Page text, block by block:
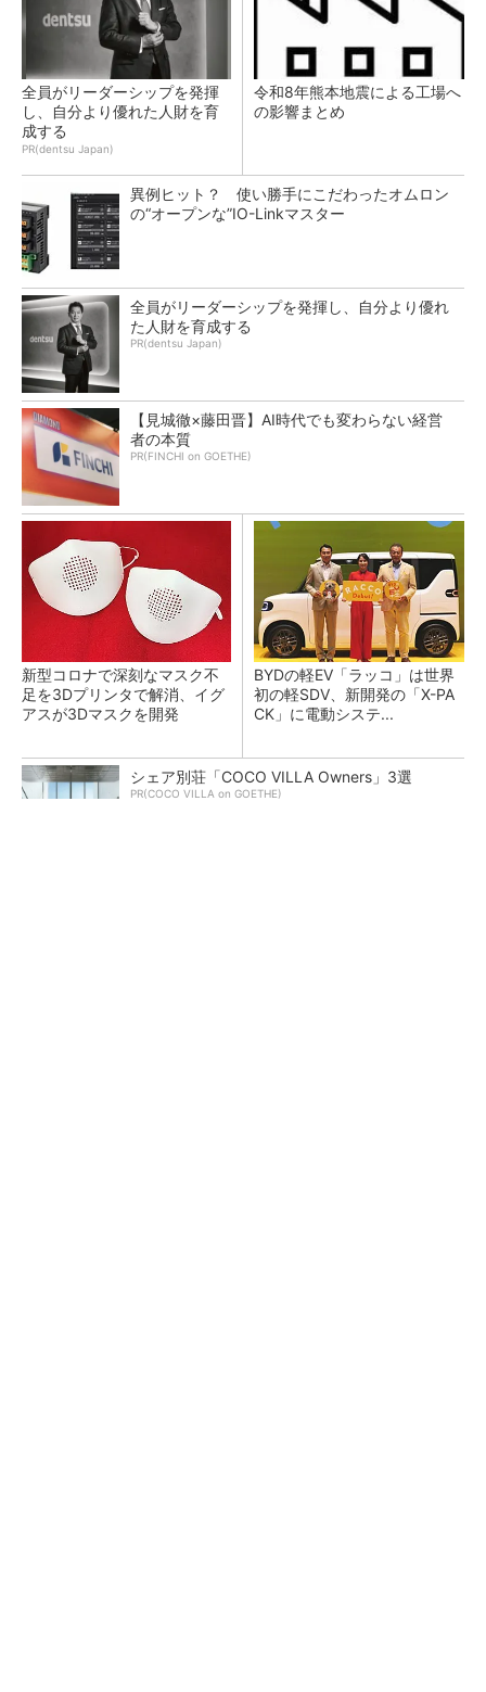
全員がリーダーシップを発揮
し、自分より優れた人財を育
成する
PR(dentsu Japan)
令和8年熊本地震による工場へ
の影響まとめ
異例ヒット？ 使い勝手にこだわったオムロン
の“オープンな”IO-Linkマスター
全員がリーダーシップを発揮し、自分より優れ
た人財を育成する
PR(dentsu Japan)
【見城徹×藤田晋】AI時代でも変わらない経営
者の本質
PR(FINCHI on GOETHE)
新型コロナで深刻なマスク不
足を3Dプリンタで解消、イグ
アスが3Dマスクを開発
BYDの軽EV「ラッコ」は世界
初の軽SDV、新開発の「X-PA
CK」に電動システ...
シェア別荘「COCO VILLA Owners」3選
PR(COCO VILLA on GOETHE)